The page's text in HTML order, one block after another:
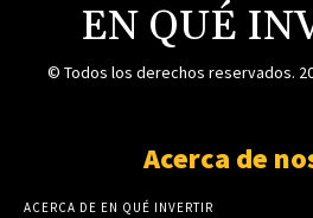
EN QUÉ
© Todos los derechos reservados.
Acerca de
ACERCA DE EN QUÉ INVERTIR